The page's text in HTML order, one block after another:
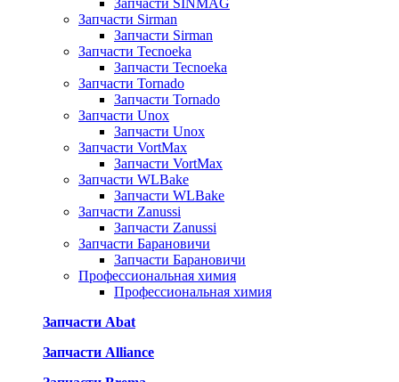
Запчасти SINMAG
Запчасти Sirman
Запчасти Sirman
Запчасти Tecnoeka
Запчасти Tecnoeka
Запчасти Tornado
Запчасти Tornado
Запчасти Unox
Запчасти Unox
Запчасти VortMax
Запчасти VortMax
Запчасти WLBake
Запчасти WLBake
Запчасти Zanussi
Запчасти Zanussi
Запчасти Барановичи
Запчасти Барановичи
Профессиональная химия
Профессиональная химия
Запчасти Abat
Запчасти Alliance